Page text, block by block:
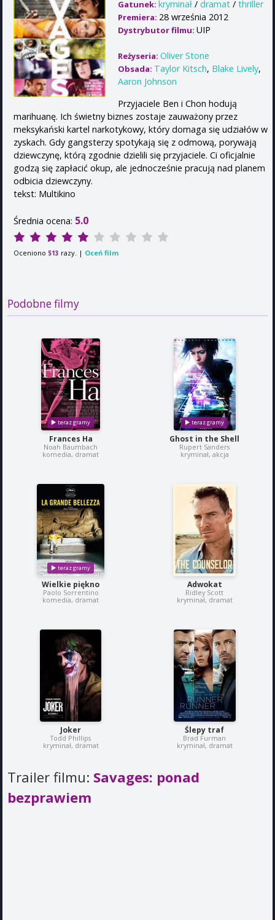
Gatunek: kryminał / dramat / thriller
Premiera: 28 września 2012
Dystrybutor filmu: UIP
Reżyseria: Oliver Stone
Obsada: Taylor Kitsch, Blake Lively,
Aaron Johnson
Przyjaciele Ben i Chon hodują
marihuanę. Ich świetny biznes zostaje zauważony przez
meksykański kartel narkotykowy, który domaga się udziałów w
zyskach. Gdy gangsterzy spotykają się z odmową, porywają
dziewczynę, którą zgodnie dzielili się przyjaciele. Ci oficjalnie
godzą się zapłacić okup, ale jednocześnie pracują nad planem
odbicia dziewczyny.
tekst: Multikino
Średnia ocena: 5.0
Oceniono 513 razy. | Oceń film
Podobne filmy
Frances Ha
Noah Baumbach
komedia, dramat
Ghost in the Shell
Rupert Sanders
kryminał, akcja
Wielkie piękno
Paolo Sorrentino
komedia, dramat
Adwokat
Ridley Scott
kryminał, dramat
Joker
Todd Phillips
kryminał, dramat
Ślepy traf
Brad Furman
kryminał, dramat
Trailer filmu: Savages: ponad
bezprawiem